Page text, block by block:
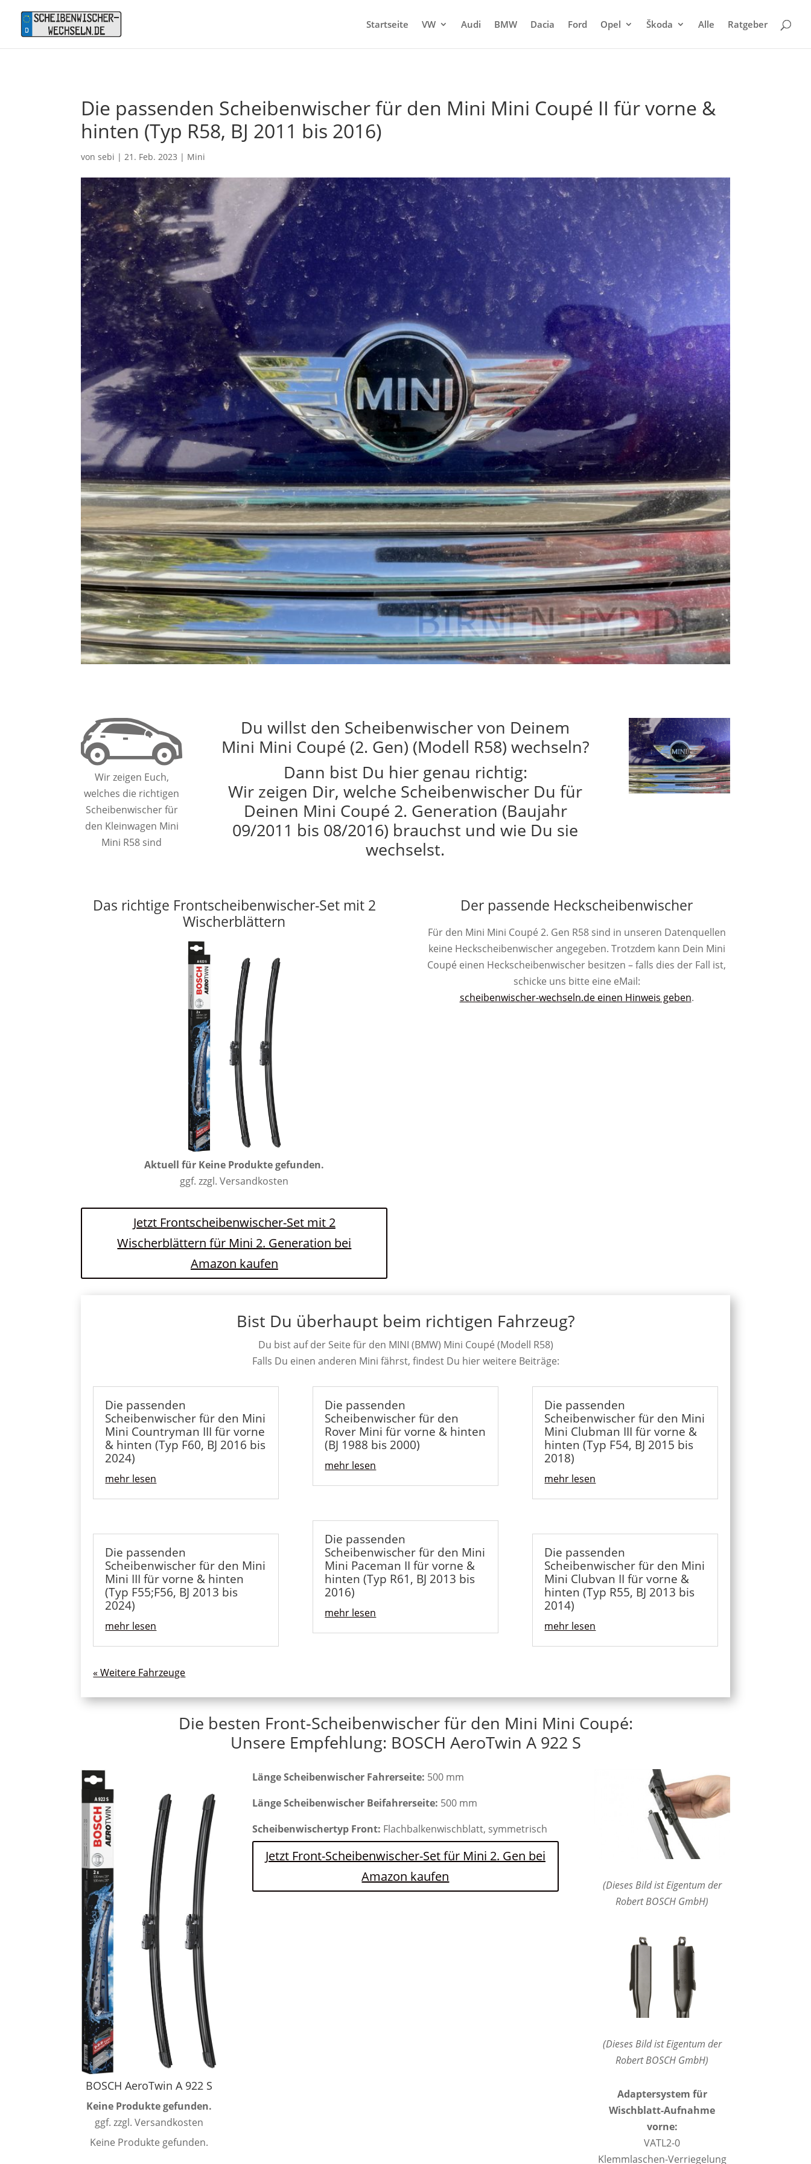
Startseite VW Audi BMW Dacia Ford Opel Škoda Alle Ratgeber
Die passenden Scheibenwischer für den Mini Mini Coupé II für vorne &
hinten (Typ R58, BJ 2011 bis 2016)
vonsebi | 21. Feb. 2023 | Mini
Wir zeigen Euch,
welches die richtigen
Scheibenwischer für
den Kleinwagen Mini
Mini R58 sind
Du willst den Scheibenwischer von Deinem
Mini Mini Coupé (2. Gen) (Modell R58) wechseln?
Dann bist Du hier genau richtig:
Wir zeigen Dir, welche Scheibenwischer Du für
Deinen Mini Coupé 2. Generation (Baujahr
09/2011 bis 08/2016) brauchst und wie Du sie
wechselst.
Das richtige Frontscheibenwischer-Set mit 2
Wischerblättern
Aktuell für Keine Produkte gefunden.
ggf. zzgl. Versandkosten
Jetzt Frontscheibenwischer-Set mit 2
Wischerblättern für Mini 2. Generation bei
Amazon kaufen
Der passende Heckscheibenwischer
Für den Mini Mini Coupé 2. Gen R58 sind in unseren Datenquellen
keine Heckscheibenwischer angegeben. Trotzdem kann Dein Mini
Coupé einen Heckscheibenwischer besitzen – falls dies der Fall ist,
schicke uns bitte eine eMail:
scheibenwischer-wechseln.de einen Hinweis geben.
Bist Du überhaupt beim richtigen Fahrzeug?
Du bist auf der Seite für den MINI (BMW) Mini Coupé (Modell R58)
Falls Du einen anderen Mini fährst, findest Du hier weitere Beiträge:
Die passenden
Scheibenwischer für den Mini
Mini Countryman III für vorne
& hinten (Typ F60, BJ 2016 bis
2024)
mehr lesen
Die passenden
Scheibenwischer für den Mini
Mini III für vorne & hinten
(Typ F55;F56, BJ 2013 bis
2024)
mehr lesen
Die passenden
Scheibenwischer für den
Rover Mini für vorne & hinten
(BJ 1988 bis 2000)
mehr lesen
Die passenden
Scheibenwischer für den Mini
Mini Paceman II für vorne &
hinten (Typ R61, BJ 2013 bis
2016)
mehr lesen
Die passenden
Scheibenwischer für den Mini
Mini Clubman III für vorne &
hinten (Typ F54, BJ 2015 bis
2018)
mehr lesen
Die passenden
Scheibenwischer für den Mini
Mini Clubvan II für vorne &
hinten (Typ R55, BJ 2013 bis
2014)
mehr lesen
Die besten Front-Scheibenwischer für den Mini Mini Coupé:
Unsere Empfehlung: BOSCH AeroTwin A 922 S
BOSCH AeroTwin A 922 S
Keine Produkte gefunden.
ggf. zzgl. Versandkosten
Keine Produkte gefunden.
Länge Scheibenwischer Fahrerseite: 500 mm
Länge Scheibenwischer Beifahrerseite: 500 mm
Scheibenwischertyp Front: Flachbalkenwischblatt, symmetrisch
Jetzt Front-Scheibenwischer-Set für Mini 2. Gen bei
Amazon kaufen
(Dieses Bild ist Eigentum der
Robert BOSCH GmbH)
(Dieses Bild ist Eigentum der
Robert BOSCH GmbH)
Adaptersystem für
Wischblatt-Aufnahme
vorne:
VATL2-0
Klemmlaschen-Verriegelung